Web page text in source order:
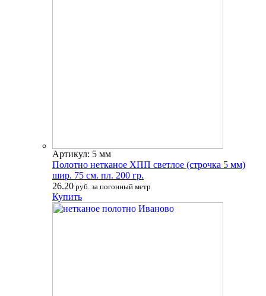
Артикул: 5 мм
Полотно нетканое ХПП светлое (строчка 5 мм)
шир. 75 см. пл. 200 гр.
26.20 руб. за погонный метр
Купить